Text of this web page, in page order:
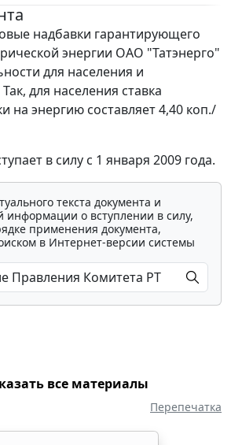
надбавки гарантирующего
энергии ОАО "Татэнерго"
для населения и
для населения ставка
на энергию составляет 4,40 коп./
в силу с 1 января 2009 года.
текста документа и
информации о вступлении в силу,
применения документа,
в Интернет-версии системы
все материалы
Перепечатка